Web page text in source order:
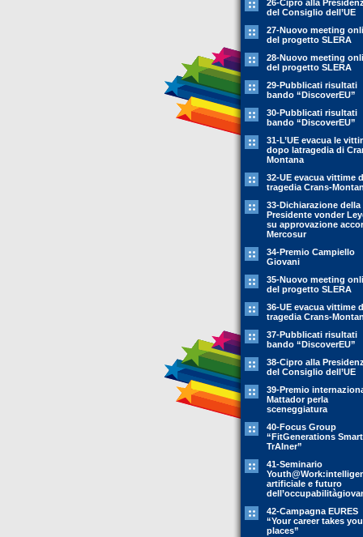
26-Cipro alla
del Consiglio dell’UE
27-Nuovo meeting
del progetto SLERA
28-Nuovo meeting
del progetto SLERA
29-Pubblicati risultati
bando “DiscoverEU”
30-Pubblicati risultati
bando “DiscoverEU”
31-L’UE evacua le
dopo latragedia di
Montana
32-UE evacua vittime
tragedia Crans-
33-Dichiarazione della
Presidente vonder
su approvazione
Mercosur
34-Premio Campiello
Giovani
35-Nuovo meeting
del progetto SLERA
36-UE evacua vittime
tragedia Crans-
37-Pubblicati risultati
bando “DiscoverEU”
38-Cipro alla
del Consiglio dell’UE
39-Premio
Mattador perla
sceneggiatura
40-Focus Group
“FitGenerations Smart
TrAIner”
41-Seminario
artificiale e futuro
42-Campagna EURES
“Your career takes you
places”